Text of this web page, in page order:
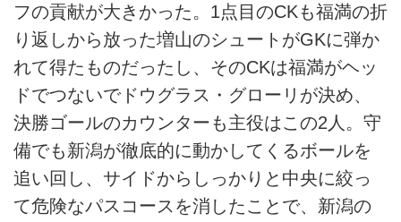
フの貢献が大きかった。1点目のCKも福満の折
り返しから放った増山のシュートがGKに弾か
れて得たものだったし、そのCKは福満がヘッ
ドでつないでドウグラス・グローリが決め、
決勝ゴールのカウンターも主役はこの2人。守
備でも新潟が徹底的に動かしてくるボールを
追い回し、サイドからしっかりと中央に絞っ
て危険なパスコースを消したことで、新潟の